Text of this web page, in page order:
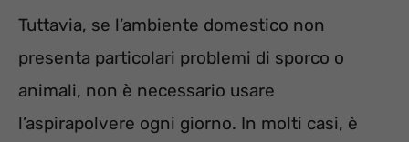
Tuttavia, se l’ambiente domestico non
presenta particolari problemi di sporco o
animali, non è necessario usare
l’aspirapolvere ogni giorno. In molti casi, è